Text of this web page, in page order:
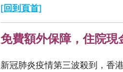
[回到頁首]
免費額外保障，住院
新冠肺炎疫情第三波殺到，香